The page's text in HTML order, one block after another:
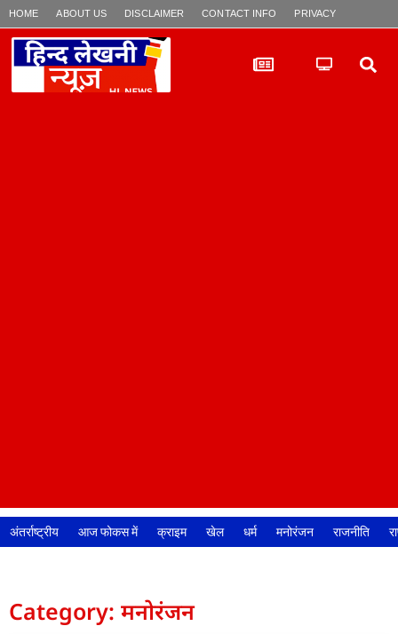
HOME ABOUT US DISCLAIMER CONTACT INFO PRIVACY POLICY
अंतर्राष्ट्रीय आज फोकस में क्राइम खेल धर्म मनोरंजन राजनीति
Category: मनोरंजन